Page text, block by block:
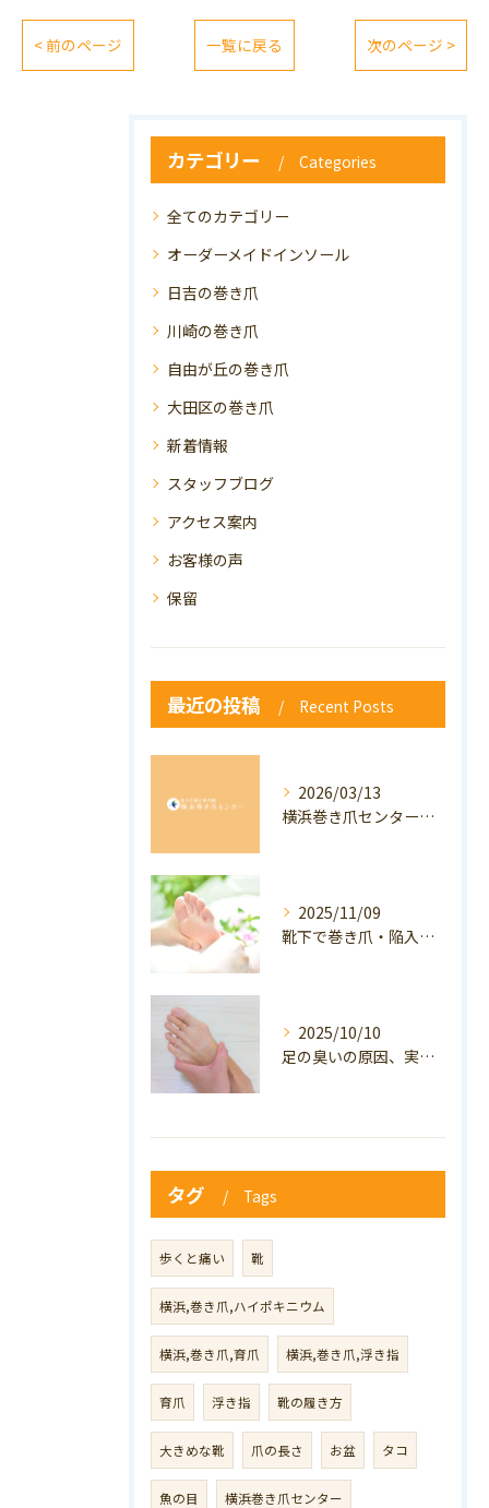
< 前のページ 一覧に戻る 次のページ >
カテゴリー Categories
全てのカテゴリー
オーダーメイドインソール
日吉の巻き爪
川崎の巻き爪
自由が丘の巻き爪
大田区の巻き爪
新着情報
スタッフブログ
アクセス案内
お客様の声
保留
最近の投稿 Recent Posts
2026/03/13
横浜巻き爪センター：専門家が答える「巻き爪・陥入爪」Q&A
2025/11/09
靴下で巻き爪・陥入爪の予防はできる？おすすめの靴下を紹介！
2025/10/10
足の臭いの原因、実は巻き爪かも？ニオイ対策と予防のポイントも解説！
タグ Tags
歩くと痛い 靴
横浜,巻き爪,ハイポキニウム
横浜,巻き爪,育爪 横浜,巻き爪,浮き指
育爪 浮き指 靴の履き方
大きめな靴 爪の長さ お盆 タコ
魚の目 横浜巻き爪センター